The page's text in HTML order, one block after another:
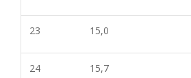
23 15,0
24 15,7